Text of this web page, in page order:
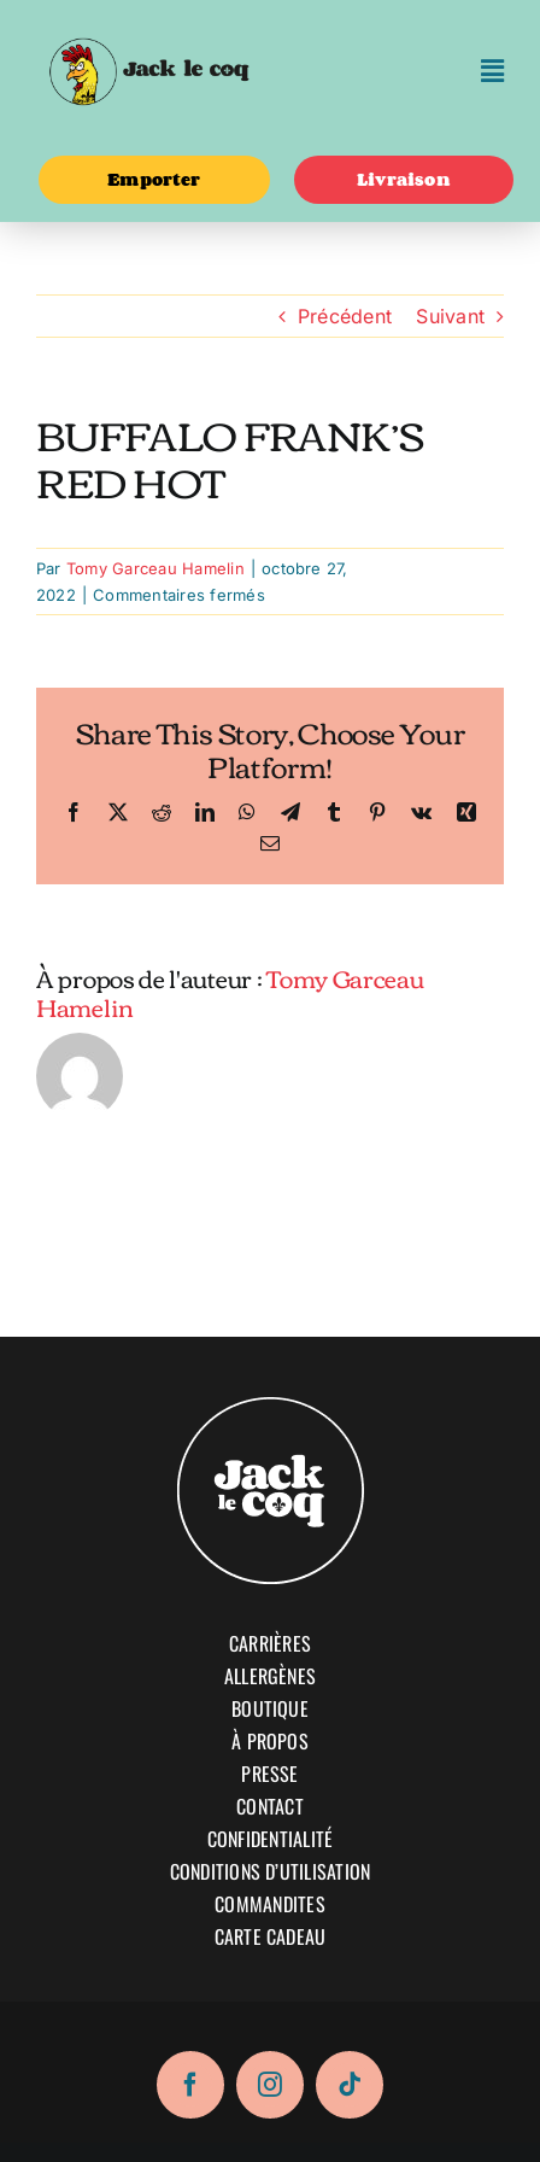
contenu
Emporter Livraison
Précédent Suivant
BUFFALO FRANK’S
RED HOT
Par Tomy Garceau Hamelin
octobre 27,
2022
Commentaires ferméssur
BUFFALO
Share This Story, Choose Your
Platform!
Facebook
X RedditLinkedInWhatsApp
TelegramTumblr Pinterest
Vk
Xing
Email
À propos de l'auteur :Tomy Garceau
Hamelin
CARRIÈRES
ALLERGÈNES
BOUTIQUE
À PROPOS
PRESSE
CONTACT
CONFIDENTIALITÉ
CONDITIONS D’UTILISATION
COMMANDITES
CARTE CADEAU